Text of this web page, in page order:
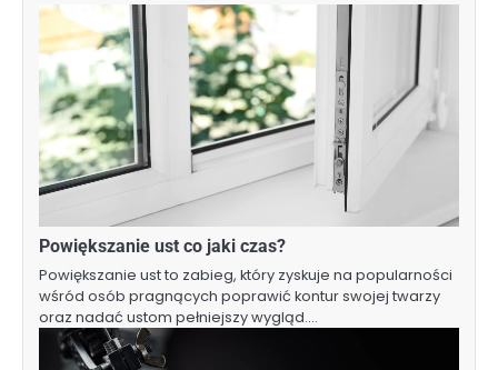
Powiększanie ust co jaki czas?
Powiększanie ust to zabieg, który zyskuje na popularności
wśród osób pragnących poprawić kontur swojej twarzy
oraz nadać ustom pełniejszy wygląd.…